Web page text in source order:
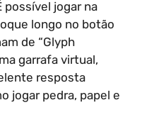
possível jogar na
longo no botão
de “Glyph
garrafa virtual,
resposta
jogar pedra, papel e